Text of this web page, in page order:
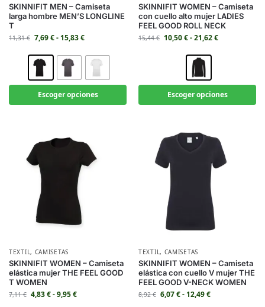
SKINNIFIT MEN – Camiseta
larga hombre MEN’S LONGLINE
T
11,31€ 7,69€- 15,83€
Escoger opciones
SKINNIFIT WOMEN – Camiseta
con cuello alto mujer LADIES
FEEL GOOD ROLL NECK
15,44€ 10,50€-21,62€
Escoger opciones
TEXTIL, CAMISETAS
SKINNIFIT WOMEN – Camiseta
elástica mujer THE FEEL GOOD
T WOMEN
7,11€ 4,83€-9,95€
TEXTIL, CAMISETAS
SKINNIFIT WOMEN – Camiseta
elástica con cuello V mujer THE
FEEL GOOD V-NECK WOMEN
8,92€ 6,07€- 12,49€